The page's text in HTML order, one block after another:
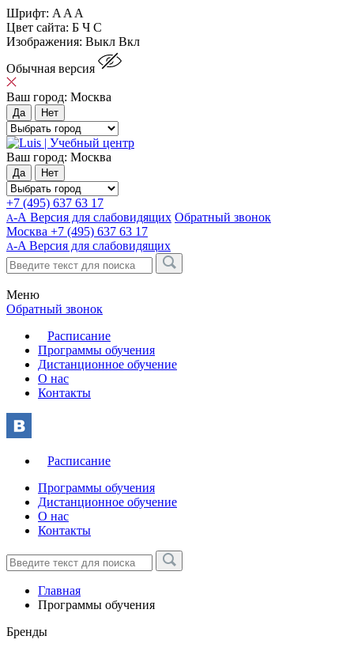
Шрифт: A A A
Цвет сайта: Б Ч С
Изображения: Выкл Вкл
Обычная версия
Ваш город: Москва
Да Нет
Ваш город: Москва
Да Нет
+7 (495) 637 63 17
А-А Версия для слабовидящих Обратный звонок
Москва +7 (495) 637 63 17
A-A Версия для слабовидящих
Меню
Обратный звонок
Расписание
Программы обучения
Дистанционное обучение
О нас
Контакты
Расписание
Программы обучения
Дистанционное обучение
О нас
Контакты
Главная
Программы обучения
Бренды